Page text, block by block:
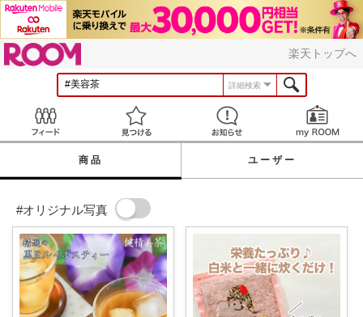
楽天トップへ
詳細検索
見つける お知らせ
商品 ユーザー
#オリジナル写真